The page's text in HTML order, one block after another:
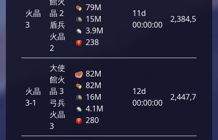
火晶
3
晶 2
盾兵
火晶
2
79M
15M
3.9M
238
11d
00:00:00
2,384,500
火晶
3-1
大使
館火
晶 3
弓兵
火晶
3
82M
82M
16M
4.1M
280
12d
00:00:00
2,447,700